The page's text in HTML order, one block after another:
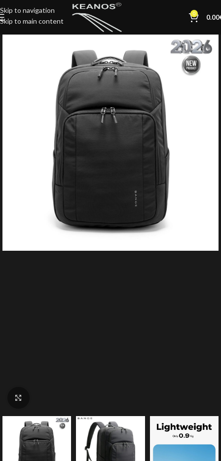
Skip to navigation
Skip to main content
0 0.00